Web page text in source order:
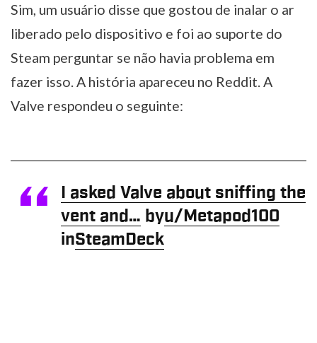
Sim, um usuário disse que gostou de inalar o ar
liberado pelo dispositivo e foi ao suporte do
Steam perguntar se não havia problema em
fazer isso. A história apareceu no Reddit. A
Valve respondeu o seguinte:
I asked Valve about sniffing the
vent and… byu/Metapod100
inSteamDeck